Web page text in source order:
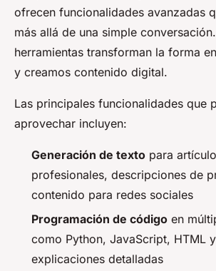
ofrecen funcionalidades avanzadas
más allá de una simple
herramientas transforman la forma
y creamos contenido digital.
Las principales funcionalidades que
aprovechar incluyen:
Generación de texto para
profesionales, descripciones de
contenido para redes sociales
Programación de código en
como Python, JavaScript, HTML
explicaciones detalladas